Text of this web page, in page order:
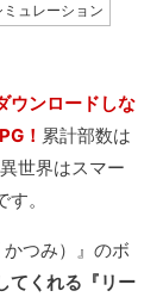
ミュレーション
ウンロードしな
！ 累計部数は
世界はスマー
。
つみ）』のボ
てくれる『リー